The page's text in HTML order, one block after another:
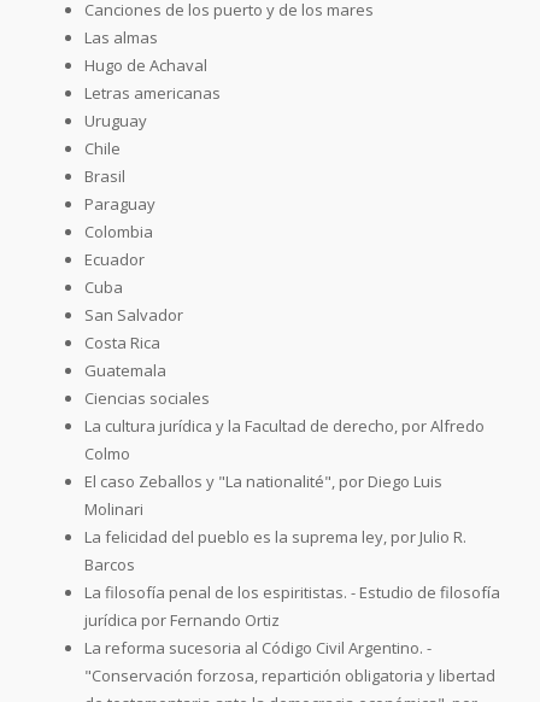
Canciones de los puerto y de los mares
Las almas
Hugo de Achaval
Letras americanas
Uruguay
Chile
Brasil
Paraguay
Colombia
Ecuador
Cuba
San Salvador
Costa Rica
Guatemala
Ciencias sociales
La cultura jurídica y la Facultad de derecho, por Alfredo
Colmo
El caso Zeballos y "La nationalité", por Diego Luis
Molinari
La felicidad del pueblo es la suprema ley, por Julio R.
Barcos
La filosofía penal de los espiritistas. - Estudio de filosofía
jurídica por Fernando Ortiz
La reforma sucesoria al Código Civil Argentino. -
"Conservación forzosa, repartición obligatoria y libertad